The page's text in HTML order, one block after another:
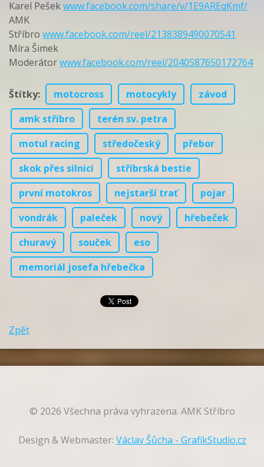
Karel Pešekwww.facebook.com/share/v/1E9AREqKmf/
AMK
Stříbro www.facebook.com/reel/2138389490070541
Míra Šimek
Moderátorwww.facebook.com/reel/2040587650172764
Štítky: motocross motocykly
závod
amk stříbro
terén sv. petra
motul racing
středočeský
přebor
skok přes silnici
stříbrská bestie
první motokros
nejstarší trať
pojar
vondrák
paleček nový
hřebeček
churavý
souček
eso
memoriál josefa hřebečka
Zpět
© 2026 Všechna práva vyhrazena. AMK Stříbro
Design & Webmaster: Václav Šůcha - GrafikStudio.cz